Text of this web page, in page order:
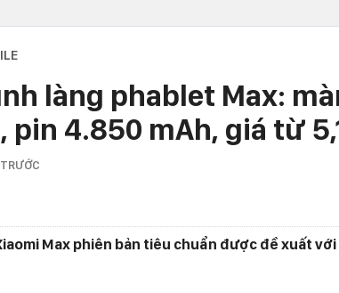
làng phablet Max:
pin 4.850 mAh, giá từ
Max phiên bản tiêu chuẩn được đề xuất với